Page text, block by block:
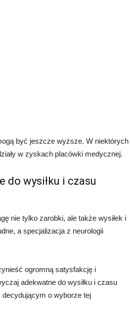
być jeszcze wyższe. W niektórych
w zyskach placówki medycznej.
do wysiłku i czasu
nie tylko zarobki, ale także wysiłek i
a specjalizacja z neurologii
ogromną satysfakcję i
adekwatne do wysiłku i czasu
o wyborze tej